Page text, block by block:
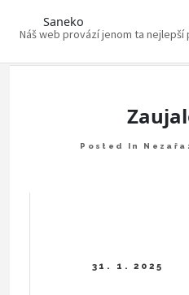
Saneko
Náš web provází jenom ta
Posted In